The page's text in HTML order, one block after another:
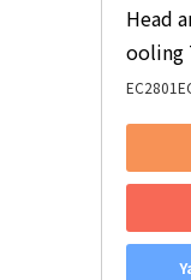
Head
ooling